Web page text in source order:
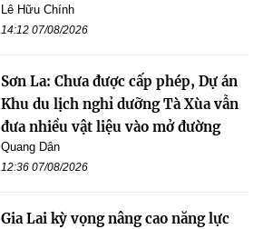
Lê Hữu Chính
14:12 07/08/2026
Sơn La: Chưa được cấp phép, Dự án
Khu du lịch nghỉ dưỡng Tà Xùa vẫn
đưa nhiều vật liệu vào mở đường
Quang Dân
12:36 07/08/2026
Gia Lai kỳ vọng nâng cao năng lực